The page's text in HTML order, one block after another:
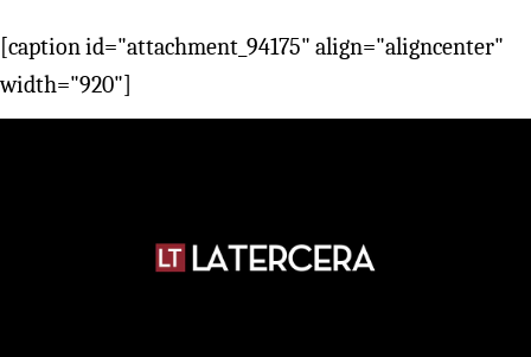
[caption id="attachment_94175" align="aligncenter"
width="920"]